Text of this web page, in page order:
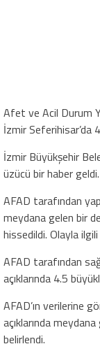
Afet ve Acil Durum
İzmir Seferihisar’da
İzmir Büyükşehir
üzücü bir haber geldi.
AFAD tarafından
meydana gelen bir
hissedildi. Olayla
AFAD tarafından
açıklarında 4.5
AFAD’ın verilerine
açıklarında
belirlendi.